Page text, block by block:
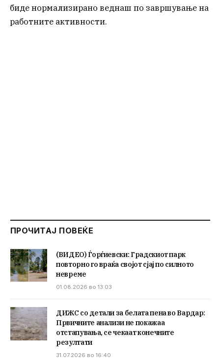
биде нормализирано веднаш по завршување на
работните активности.
ПРОЧИТАЈ ПОВЕЌЕ
(ВИДЕО) Ѓорѓиевски: Градскиот парк
повторно го враќа својот сјај по силното
невреме
01.08.2026 во 13:03
ДИЖС со детали за белата пена во Вардар:
Првичните анализи не покажаа
отстапувања, се чекаат конечните
резултати
31.07.2026 во 16:40